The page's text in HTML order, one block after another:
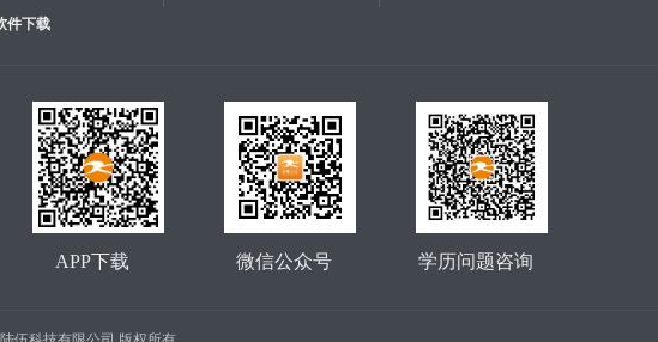
件下载
学历问题咨询
微信公众号
APP下载